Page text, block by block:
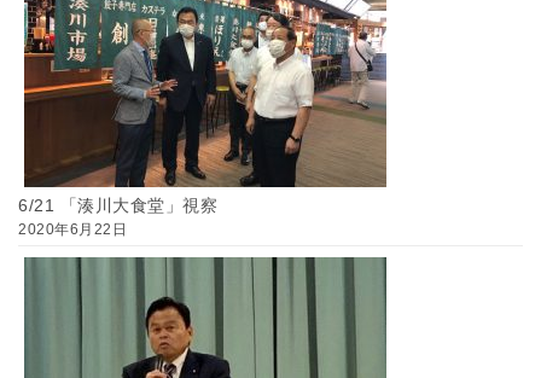
6/21 「湊川大食堂」視察
2020年6月22日